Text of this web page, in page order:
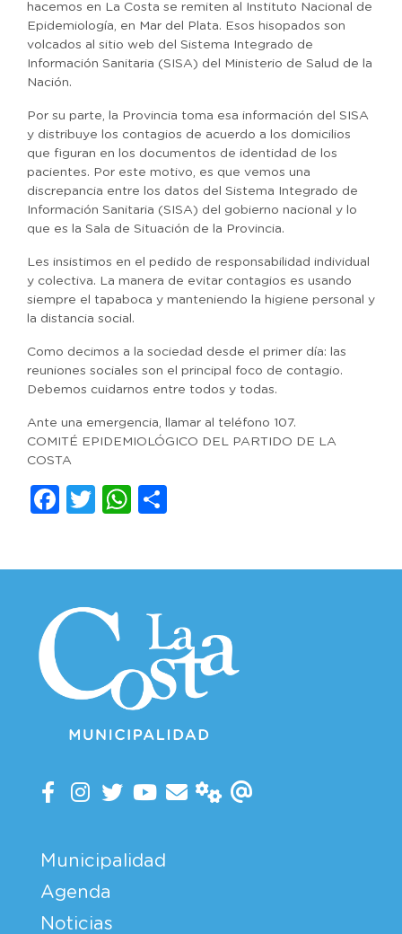
hacemos en La Costa se remiten al Instituto Nacional de
Epidemiología, en Mar del Plata. Esos hisopados son
volcados al sitio web del Sistema Integrado de
Información Sanitaria (SISA) del Ministerio de Salud de la
Nación.
Por su parte, la Provincia toma esa información del SISA
y distribuye los contagios de acuerdo a los domicilios
que figuran en los documentos de identidad de los
pacientes. Por este motivo, es que vemos una
discrepancia entre los datos del Sistema Integrado de
Información Sanitaria (SISA) del gobierno nacional y lo
que es la Sala de Situación de la Provincia.
Les insistimos en el pedido de responsabilidad individual
y colectiva. La manera de evitar contagios es usando
siempre el tapaboca y manteniendo la higiene personal y
la distancia social.
Como decimos a la sociedad desde el primer día: las
reuniones sociales son el principal foco de contagio.
Debemos cuidarnos entre todos y todas.
Ante una emergencia, llamar al teléfono 107.
COMITÉ EPIDEMIOLÓGICO DEL PARTIDO DE LA
COSTA
Facebook
TwitterWhatsApp
Municipalidad
Agenda
Noticias